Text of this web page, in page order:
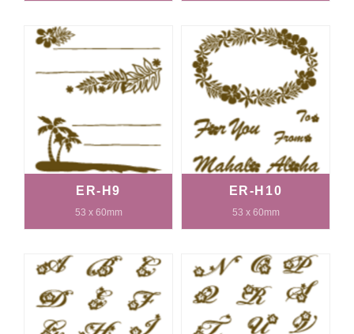
ER-H9
53 x 60mm
ER-H10
53 x 60mm